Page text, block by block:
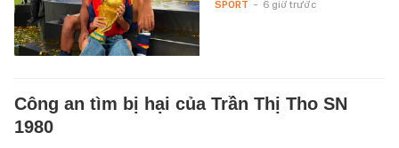
SPORT - 6 giờ trước
Công an tìm bị hại của Trần Thị Tho SN
1980